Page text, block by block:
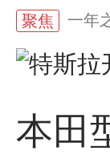
聚焦 一年
本田